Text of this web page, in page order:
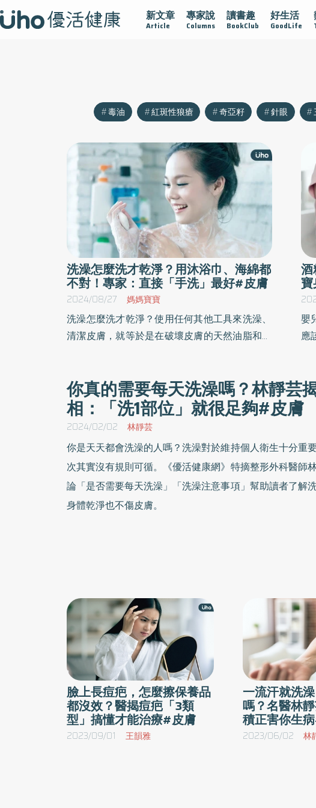
新文章
Article
專家說
Columns
讀書趣
BookClub
好生活
GoodLife
黏 守護腺在 疫情保衛戰 再生醫學 愛的未來視 認識攝護
毒油 紅斑性狼瘡 奇亞籽 針眼
洗澡怎麼洗才乾淨？用沐浴巾、海綿都
不對！專家：直接「手洗」最好#皮膚
2024/08/27 媽媽寶寶
洗澡怎麼洗才乾淨？使用任何其他工具來洗澡、
清潔皮膚，就等於是在破壞皮膚的天然油脂和表
要用！《優活健康網》特選此篇，有的人洗澡
巾，有些人使用洗澡海綿或絲瓜絡，但專家指
出，用手洗澡才是最佳方法。
嬰
應
健
該
的
你真的需要每天洗澡嗎？林靜芸
相：「洗1部位」就很足夠#皮膚
2024/02/02 林靜芸
你是天天都會洗澡的人嗎？洗澡對於維持個人衛生十分重
次其實沒有規則可循。《優活健康網》特摘整形外科醫師
論「是否需要每天洗澡」「洗澡注意事項」幫助讀者了解
身體乾淨也不傷皮膚。
臉上長痘疤，怎麼擦保養品
都沒效？醫揭痘疤「3類
型」搞懂才能治療#皮膚
2023/09/01 王韻雅
一流汗就洗
嗎？名醫林
積正害你生
2023/06/02 林